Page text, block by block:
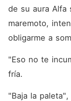
de su aura Alfa
maremoto,
obligarme a
"Eso no te
fría.
"Baja la